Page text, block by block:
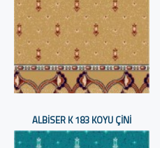
ALBISER K 183 KOYU ÇINI